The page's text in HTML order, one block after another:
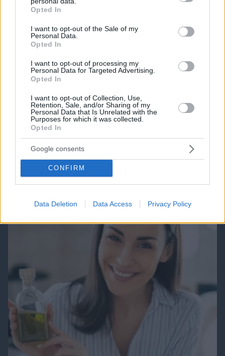
grant or deny consent to Google and its third-party tags to
use your data for below specified purposes in below Google
consent section.
Opted In
I want to opt-out of the Sale of my
Personal Data.
Opted In
I want to opt-out of processing my
Personal Data for Targeted Advertising.
Opted In
I want to opt-out of Collection, Use,
Retention, Sale, and/or Sharing of my
Personal Data that Is Unrelated with the
Purposes for which it was collected.
Opted In
Google consents
CONFIRM
Data Deletion Data Access Privacy Policy
Games
Cut The Rope Northern Heights
ΔΕΙΤΕ ΟΛΑ ΤΑ GAMES
Best of Network